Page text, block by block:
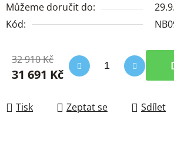
Můžeme doručit do:
Kód:
32 910 Kč
31 691 Kč
Tisk Zeptat se Sdílet